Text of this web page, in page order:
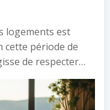
logements est
cette période de
de respecter…